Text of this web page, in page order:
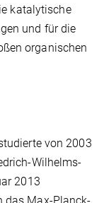
katalytische
und für die
organischen
von 2003
Wilhelms-
2013